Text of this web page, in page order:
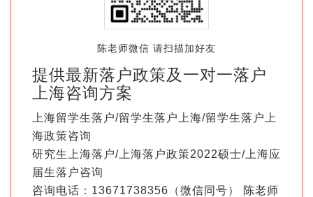
陈老师微信 请扫描加好友
提供最新落户政策及一对一落户
上海咨询方案
上海留学生落户/留学生落户上海/留学生落户上
海政策咨询
研究生上海落户/上海落户政策2022硕士/上海应
届生落户咨询
咨询电话：13671738356（微信同号） 陈老师